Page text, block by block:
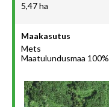
5,47 ha
Maakasutus
Mets
Maatulundusmaa 100%